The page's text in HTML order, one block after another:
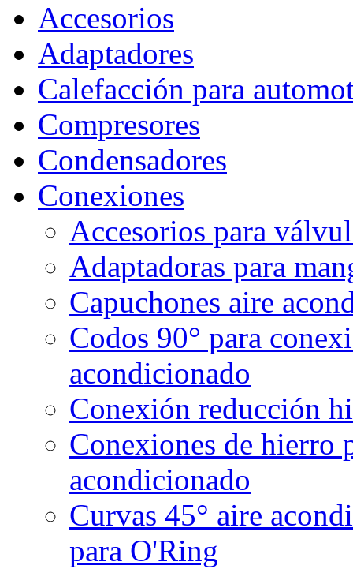
Accesorios
Adaptadores
Calefacción para
Compresores
Condensadores
Conexiones
Accesorios para
Adaptadoras para
Capuchones aire
Codos 90° para
acondicionado
Conexión reducción
Conexiones de hierro
acondicionado
Curvas 45° aire
para O'Ring